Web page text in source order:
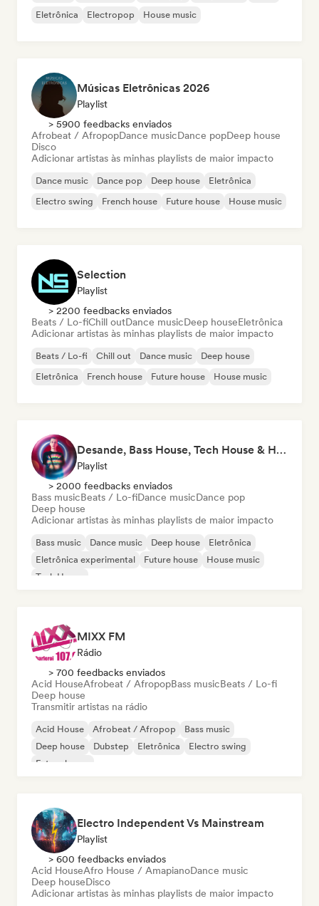
Eletrônica
Electropop House music
Músicas Eletrônicas 2026
Playlist
> 5900 feedbacks enviados
Afrobeat / AfropopDance musicDance popDeep house
Disco
Adicionar artistas às minhas playlists de maior impacto
Dance music Dance pop Deep house
Eletrônica
Electro swing
French house Future house House music
Selection
Playlist
> 2200 feedbacks enviados
Beats / Lo-fiChill outDance musicDeep houseEletrônica
Adicionar artistas às minhas playlists de maior impacto
Beats / Lo-fi Chill out Dance music
Deep house
Eletrônica
French house Future house House music
Desande, Bass House, Tech House & House 2021
Playlist
> 2000 feedbacks enviados
Bass musicBeats / Lo-fiDance musicDance pop
Deep house
Adicionar artistas às minhas playlists de maior impacto
Bass music Dance music Deep house
Eletrônica
Eletrônica experimental
Future house
House music
Tech House
MIXX FM
Rádio
> 700 feedbacks enviados
Acid HouseAfrobeat / AfropopBass musicBeats / Lo-fi
Deep house
Transmitir artistas na rádio
Acid House Afrobeat / Afropop
Bass music
Deep house
Dubstep Eletrônica
Electro swing
Future house
Electro Independent Vs Mainstream
Playlist
> 600 feedbacks enviados
Acid HouseAfro House / AmapianoDance music
Deep houseDisco
Adicionar artistas às minhas playlists de maior impacto